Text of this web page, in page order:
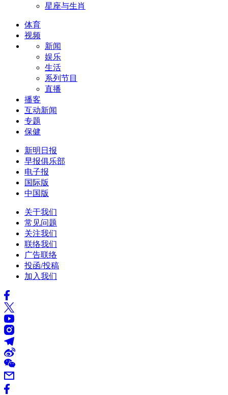
星座与生肖
体育
视频
新闻
娱乐
生活
系列节目
直播
播客
互动新闻
专题
保健
新明日报
早报俱乐部
电子报
国际版
中国版
关于我们
常见问题
关注我们
联络我们
广告联络
投函/投稿
加入我们